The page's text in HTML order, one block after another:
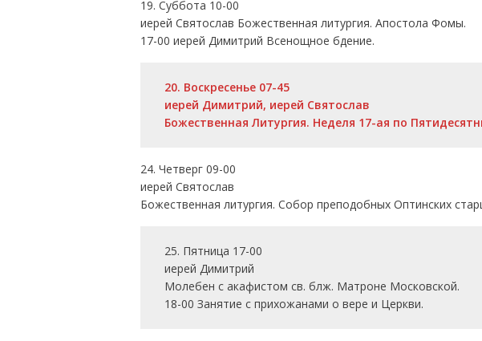
19. Суббота 10-00
иерей Святослав Божественная литургия. Апостола Фомы.
17-00 иерей Димитрий Всенощное бдение.
20. Воскресенье 07-45
иерей Димитрий, иерей Святослав
Божественная Литургия. Неделя 17-ая по
24. Четверг 09-00
иерей Святослав
Божественная литургия. Собор преподобных Оптинских
25. Пятница 17-00
иерей Димитрий
Молебен с акафистом св. блж. Матроне Московской.
18-00 Занятие с прихожанами о вере и Церкви.